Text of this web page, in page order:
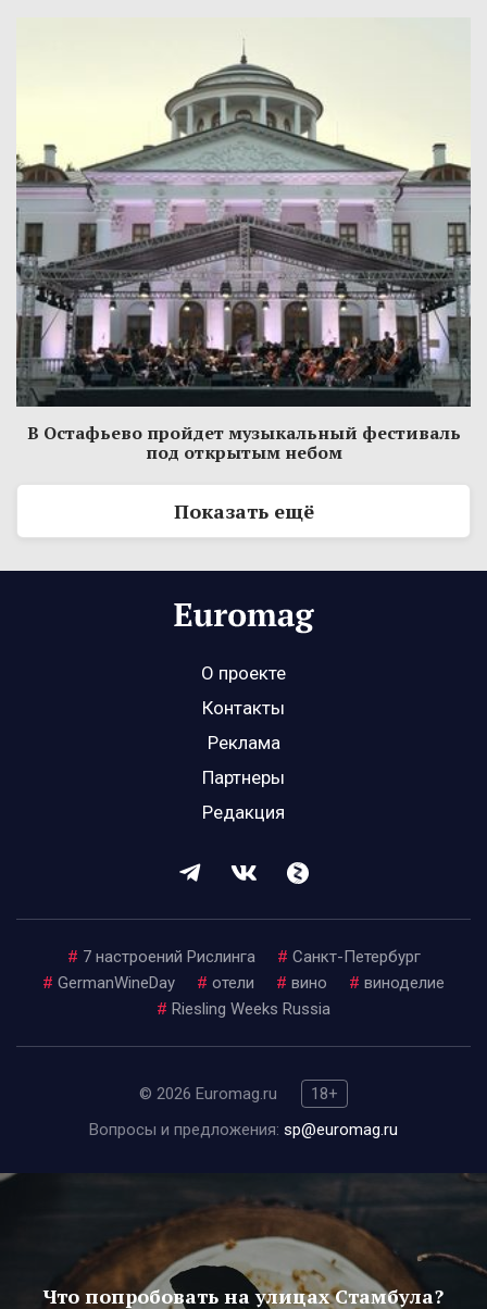
В Остафьево пройдет музыкальный фестиваль
под открытым небом
Показать ещё
О проекте
Контакты
Реклама
Партнеры
Редакция
# 7 настроений Рислинга # Санкт-Петербург
# GermanWineDay # отели # вино # виноделие
# Riesling Weeks Russia
© 2026 Euromag.ru
18+
Вопросы и предложения: sp@euromag.ru
Что попробовать на улицах Стамбула?